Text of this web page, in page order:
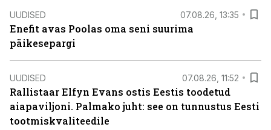
UUDISED 07.08.26, 13:35
Enefit avas Poolas oma seni suurima
päikesepargi
UUDISED 07.08.26, 11:52
Rallistaar Elfyn Evans ostis Eestis toodetud
aiapaviljoni. Palmako juht: see on tunnustus Eesti
tootmiskvaliteedile